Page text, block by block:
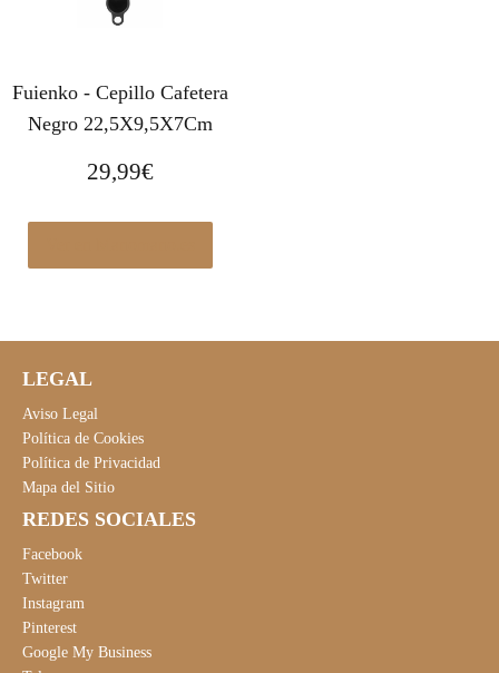
Fuienko - Cepillo Cafetera
Negro 22,5X9,5X7Cm
29,99€
LEGAL
Aviso Legal
Política de Cookies
Política de Privacidad
Mapa del Sitio
REDES SOCIALES
Facebook
Twitter
Instagram
Pinterest
Google My Business